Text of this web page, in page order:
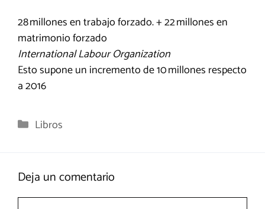
28 millones en trabajo forzado. + 22 millones en
matrimonio forzado
International Labour Organization
Esto supone un incremento de 10 millones respecto
a 2016
Categorías
Libros
Deja un comentario